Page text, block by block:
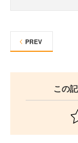
PREV
この